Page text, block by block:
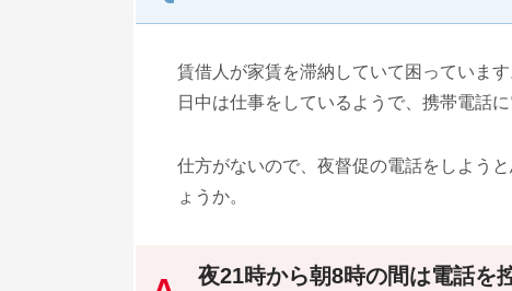
賃借人が家賃を滞納していて困っています
日中は仕事をしているようで、携帯電話
仕方がないので、夜督促の電話をしよう
ょうか。
夜21時から朝8時の間は電話を